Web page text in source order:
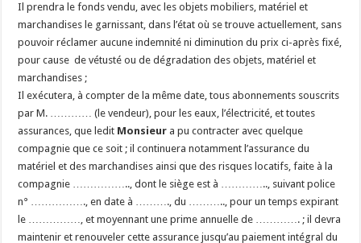
Il prendra le fonds vendu, avec les objets mobiliers, matériel et
marchandises le garnissant, dans l’état où se trouve actuellement, sans
pouvoir réclamer aucune indemnité ni diminution du prix ci-après fixé,
pour cause de vétusté ou de dégradation des objets, matériel et
marchandises ;
Il exécutera, à compter de la même date, tous abonnements souscrits
par M. ………… (le vendeur), pour les eaux, l’électricité, et toutes
assurances, que ledit Monsieur a pu contracter avec quelque
compagnie que ce soit ; il continuera notamment l’assurance du
matériel et des marchandises ainsi que des risques locatifs, faite à la
compagnie …………….., dont le siège est à ………….., suivant police
n° ……………., en date à ………., du ……….., pour un temps expirant
le ……………, et moyennant une prime annuelle de …………. ; il devra
maintenir et renouveler cette assurance jusqu’au paiement intégral du